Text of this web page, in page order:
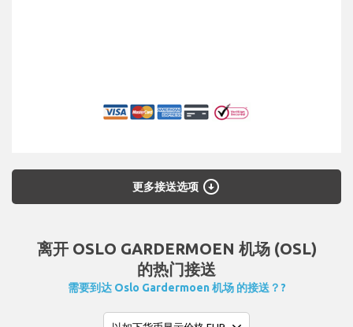
更多接送选项 arrow_circle_down
离开 OSLO GARDERMOEN 机场 (OSL)
的热门接送
需要到达 Oslo Gardermoen 机场 的接送？?